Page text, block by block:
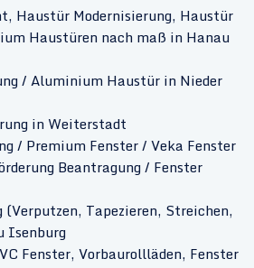
Haustür Modernisierung, Haustür
Haustüren nach maß in Hanau
/ Aluminium Haustür in Nieder
in Weiterstadt
/ Premium Fenster / Veka Fenster
Beantragung / Fenster
(Verputzen, Tapezieren, Streichen,
Isenburg
Fenster, Vorbaurollläden, Fenster